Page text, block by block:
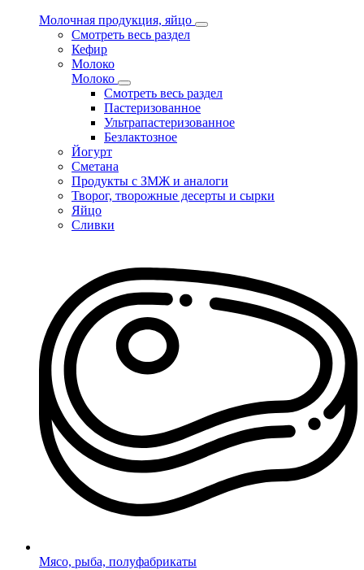
Молочная продукция, яйцо
Смотреть весь раздел
Кефир
Молоко
Молоко
Смотреть весь раздел
Пастеризованное
Ультрапастеризованное
Безлактозное
Йогурт
Сметана
Продукты с ЗМЖ и аналоги
Творог, творожные десерты и сырки
Яйцо
Сливки
Мясо, рыба, полуфабрикаты